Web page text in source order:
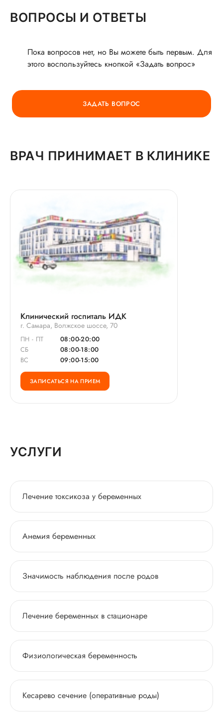
ГОРЯЧАЯ ЛИНИЯ КАЧЕСТВА
ВОПРОСЫ И ОТВЕТЫ
Пока вопросов нет, но Вы можете быть первым. Для
этого воспользуйтесь кнопкой «Задать вопрос»
ЗАДАТЬ ВОПРОС
ВРАЧ ПРИНИМАЕТ В КЛИНИКЕ
Клинический госпиталь ИДК
г. Самара, Волжское шоссе, 70
ПН - ПТ
08:00-20:00
СБ
08:00-18:00
ВС
09:00-15:00
ЗАПИСАТЬСЯ НА ПРИЕМ
УСЛУГИ
Лечение токсикоза у беременных
Анемия беременных
Значимость наблюдения после родов
Лечение беременных в стационаре
Физиологическая беременность
Кесарево сечение (оперативные роды)